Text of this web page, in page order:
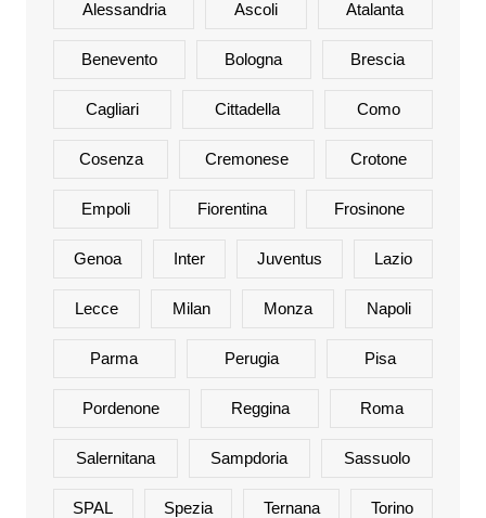
Alessandria Ascoli Atalanta
Benevento Bologna Brescia
Cagliari Cittadella Como
Cosenza Cremonese Crotone
Empoli Fiorentina Frosinone
Genoa Inter Juventus Lazio
Lecce Milan Monza Napoli
Parma Perugia Pisa
Pordenone Reggina Roma
Salernitana Sampdoria Sassuolo
SPAL Spezia Ternana Torino